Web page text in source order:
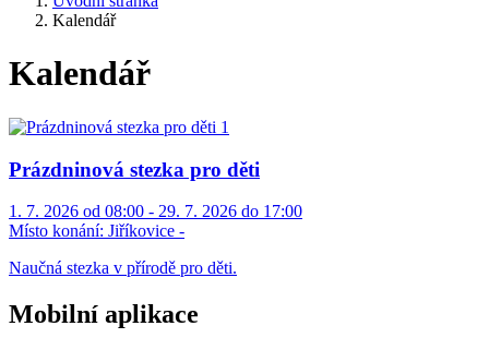
Kalendář
Kalendář
Prázdninová stezka pro děti
1. 7. 2026 od 08:00 - 29. 7. 2026 do 17:00
Místo konání: Jiříkovice -
Naučná stezka v přírodě pro děti.
Mobilní aplikace